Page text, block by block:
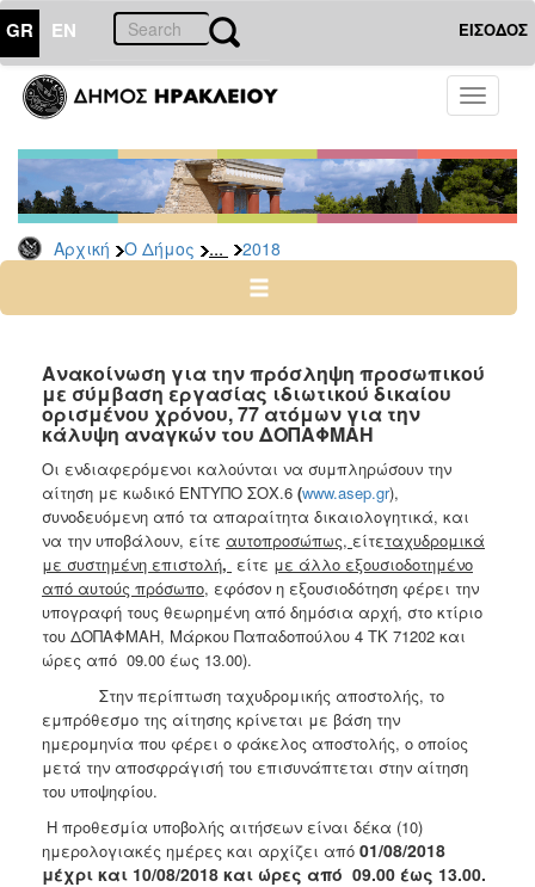
GR EN ΕΙΣΟΔΟΣ
Toggle
Αρχική Ο Δήμος ... 2018
ΔΗΜΟΣ
Δελτία
Τύπου
Αρχείο
2026
2024
2022
2021
2020
2019
2018
2017
2016
2015
2012
2011
2010
2006
Ανακοίνωση για την πρόσληψη προσωπικού
με σύμβαση εργασίας ιδιωτικού δικαίου
ορισμένου χρόνου, 77 ατόμων για την
κάλυψη αναγκών του ΔΟΠΑΦΜΑΗ
Οι ενδιαφερόμενοι καλούνται να συμπληρώσουν την
αίτηση με κωδικό ΕΝΤΥΠΟ ΣΟΧ.6 (www.asep.gr),
συνοδευόμενη από τα απαραίτητα δικαιολογητικά, και
να την υποβάλουν, είτε αυτοπροσώπως, είτεταχυδρομικά
με συστημένη επιστολή, είτε με άλλο εξουσιοδοτημένο
από αυτούς πρόσωπο, εφόσον η εξουσιοδότηση φέρει την
υπογραφή τους θεωρημένη από δημόσια αρχή, στο κτίριο
του ΔΟΠΑΦΜΑΗ, Μάρκου Παπαδοπούλου 4 ΤΚ 71202 και
ώρες από 09.00 έως 13.00).
Στην περίπτωση ταχυδρομικής αποστολής, το
εμπρόθεσμο της αίτησης κρίνεται με βάση την
ημερομηνία που φέρει ο φάκελος αποστολής, ο οποίος
μετά την αποσφράγισή του επισυνάπτεται στην αίτηση
του υποψηφίου.
Η προθεσμία υποβολής αιτήσεων είναι δέκα (10)
ημερολογιακές ημέρες και αρχίζει από 01/08/2018
μέχρι και 10/08/2018 και ώρες από 09.00 έως 13.00.